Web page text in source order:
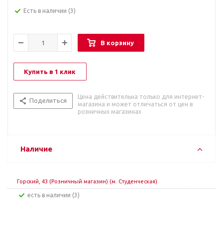
Есть в наличии (3)
В корзину
Купить в 1 клик
Поделиться
Цена действительна только для интернет-
магазина и может отличаться от цен в
розничных магазинах
Наличие
Горский, 43 (Розничный магазин) (м. Студенческая)
Есть в наличии (3)